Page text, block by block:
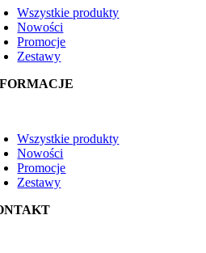
Wszystkie produkty
Nowości
Promocje
Zestawy
Wszystkie produkty
Nowości
Promocje
Zestawy